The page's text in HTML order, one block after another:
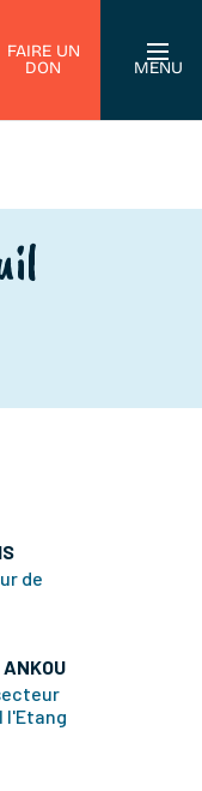
FAIRE UN
DON
MENU
de
l'Etang